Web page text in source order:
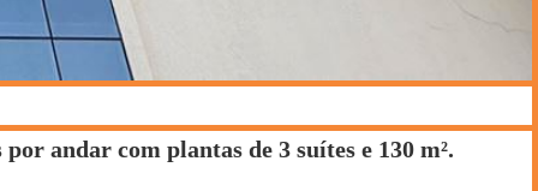
andar com plantas de 3 suítes e 130 m².